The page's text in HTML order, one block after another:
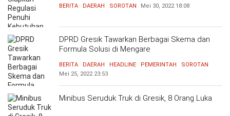
BERITA DAERAH SOROTAN Mei 30, 2022 18:08
DPRD Gresik Tawarkan Berbagai Skema dan
Formula Solusi di Mengare
BERITA DAERAH HEADLINE PEMERINTAH
SOROTAN
Mei 25, 2022 23:53
Minibus Seruduk Truk di Gresik, 8 Orang Luka